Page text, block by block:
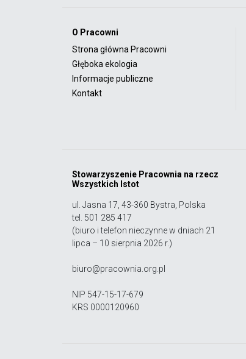
O Pracowni
Strona główna Pracowni
Głęboka ekologia
Informacje publiczne
Kontakt
Stowarzyszenie Pracownia na rzecz
Wszystkich Istot
ul. Jasna 17, 43-360 Bystra, Polska
tel. 501 285 417
(biuro i telefon nieczynne w dniach 21
lipca – 10 sierpnia 2026 r.)
biuro@pracownia.org.pl
NIP 547-15-17-679
KRS 0000120960